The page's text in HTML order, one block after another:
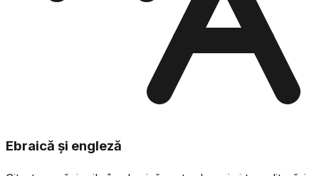
Ebraică și engleză